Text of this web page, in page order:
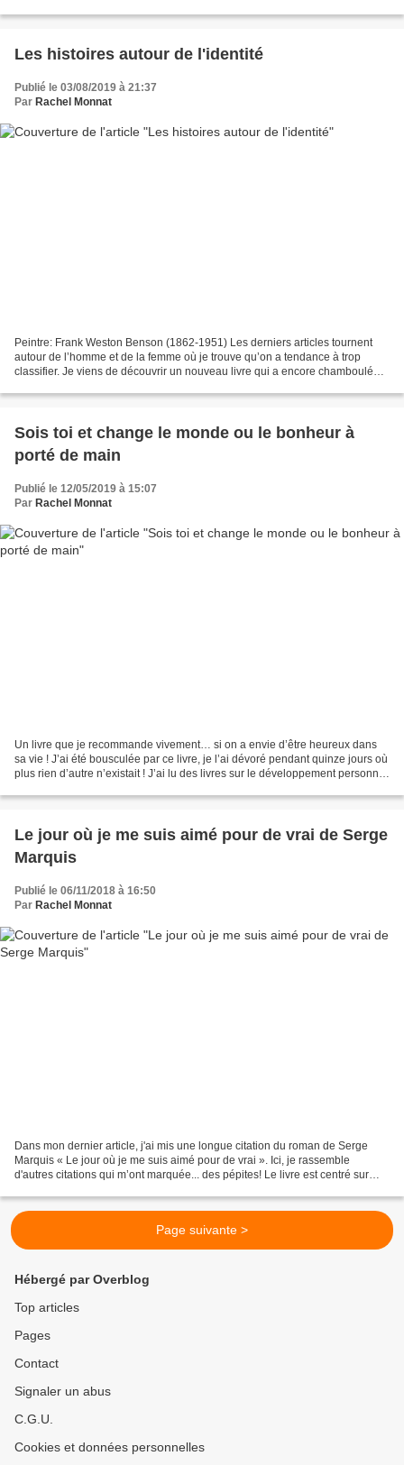
Les histoires autour de l'identité
Publié le 03/08/2019 à 21:37
Par Rachel Monnat
Peintre: Frank Weston Benson (1862-1951) Les derniers articles tournent
autour de l’homme et de la femme où je trouve qu’on a tendance à trop
classifier. Je viens de découvrir un nouveau livre qui a encore chamboulé
Sois toi et change le monde ou le bonheur à
porté de main
Publié le 12/05/2019 à 15:07
Par Rachel Monnat
Un livre que je recommande vivement… si on a envie d’être heureux dans
sa vie ! J’ai été bousculée par ce livre, je l’ai dévoré pendant quinze jours où
plus rien d’autre n’existait ! J’ai lu des livres sur le développement personnel
Le jour où je me suis aimé pour de vrai de Serge
Marquis
Publié le 06/11/2018 à 16:50
Par Rachel Monnat
Dans mon dernier article, j'ai mis une longue citation du roman de Serge
Marquis « Le jour où je me suis aimé pour de vrai ». Ici, je rassemble
d'autres citations qui m’ont marquée... des pépites! Le livre est centré sur
Page suivante >
Hébergé par Overblog
Top articles
Pages
Contact
Signaler un abus
C.G.U.
Cookies et données personnelles